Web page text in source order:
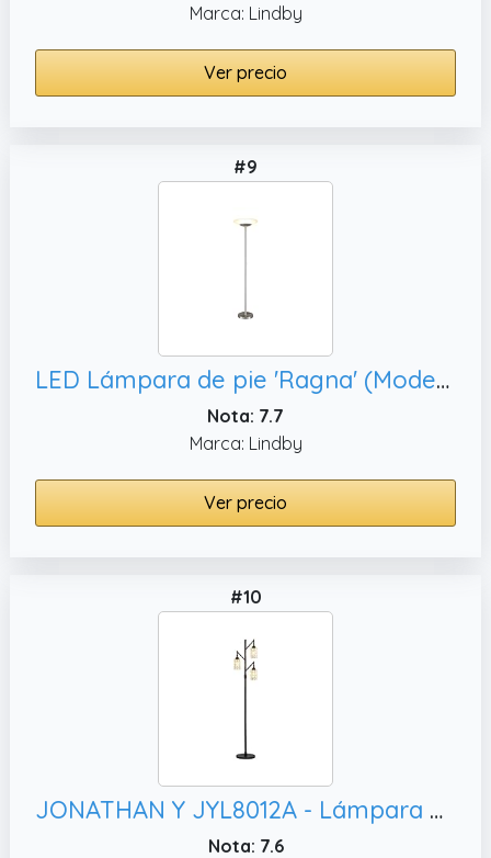
Marca: Lindby
Ver precio
#9
LED Lámpara de pie 'Ragna' (Moderno) en Gris hecho de Vidrio e.o. para Salón & Comedor (1 llama, lámpara de pie
Nota: 7.7
Marca: Lindby
Ver precio
#10
JONATHAN Y JYL8012A - Lámpara de pie LED giratoria de metal multiluz de 71 pulgadas, bronce
Nota: 7.6